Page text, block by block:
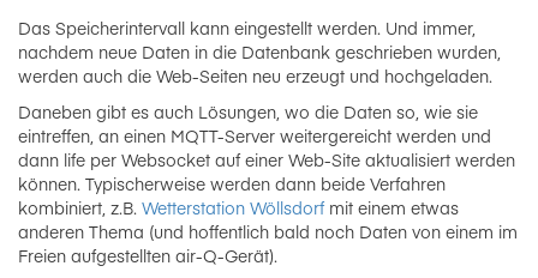
Das Speicherintervall kann eingestellt werden. Und immer,
nachdem neue Daten in die Datenbank geschrieben wurden,
werden auch die Web-Seiten neu erzeugt und hochgeladen.
Daneben gibt es auch Lösungen, wo die Daten so, wie sie
eintreffen, an einen MQTT-Server weitergereicht werden und
dann life per Websocket auf einer Web-Site aktualisiert werden
können. Typischerweise werden dann beide Verfahren
kombiniert, z.B. Wetterstation Wöllsdorfmit einem etwas
anderen Thema (und hoffentlich bald noch Daten von einem im
Freien aufgestellten air-Q-Gerät).